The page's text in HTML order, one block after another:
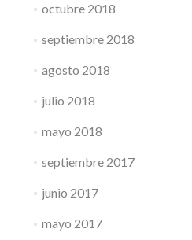
octubre 2018
septiembre 2018
agosto 2018
julio 2018
mayo 2018
septiembre 2017
junio 2017
mayo 2017